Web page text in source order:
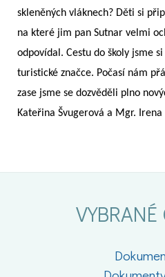
skleněných vláknech? Děti si
na které jim pan Sutnar velmi
odpovídal. Cestu do školy jsme
turistické značce. Počasí nám
zase jsme se dozvěděli plno
Kateřina Švugerová a Mgr. Irena
VYBRANÉ